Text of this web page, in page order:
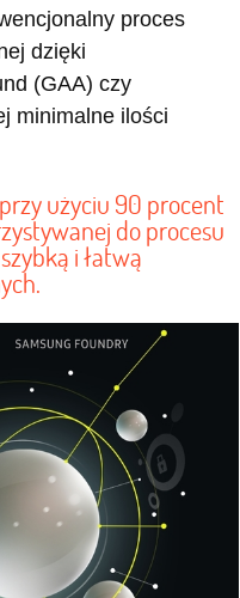
proces
dzięki
(GAA) czy
minimalne ilości
użyciu 90 procent
do procesu
i łatwą